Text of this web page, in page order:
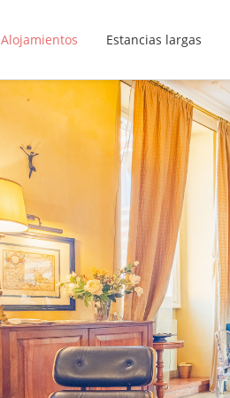
Alojamientos Estancias largas